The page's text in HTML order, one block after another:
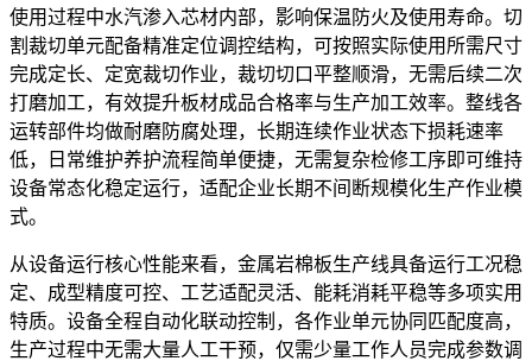
使用过程中水汽渗入芯材内部，影响保温防火及使用寿命。切
割裁切单元配备精准定位调控结构，可按照实际使用所需尺寸
完成定长、定宽裁切作业，裁切切口平整顺滑，无需后续二次
打磨加工，有效提升板材成品合格率与生产加工效率。整线各
运转部件均做耐磨防腐处理，长期连续作业状态下损耗速率
低，日常维护养护流程简单便捷，无需复杂检修工序即可维持
设备常态化稳定运行，适配企业长期不间断规模化生产作业模
式。
从设备运行核心性能来看，金属岩棉板生产线具备运行工况稳
定、成型精度可控、工艺适配灵活、能耗消耗平稳等多项实用
特质。设备全程自动化联动控制，各作业单元协同匹配度高，
生产过程中无需大量人工干预，仅需少量工作人员完成参数调